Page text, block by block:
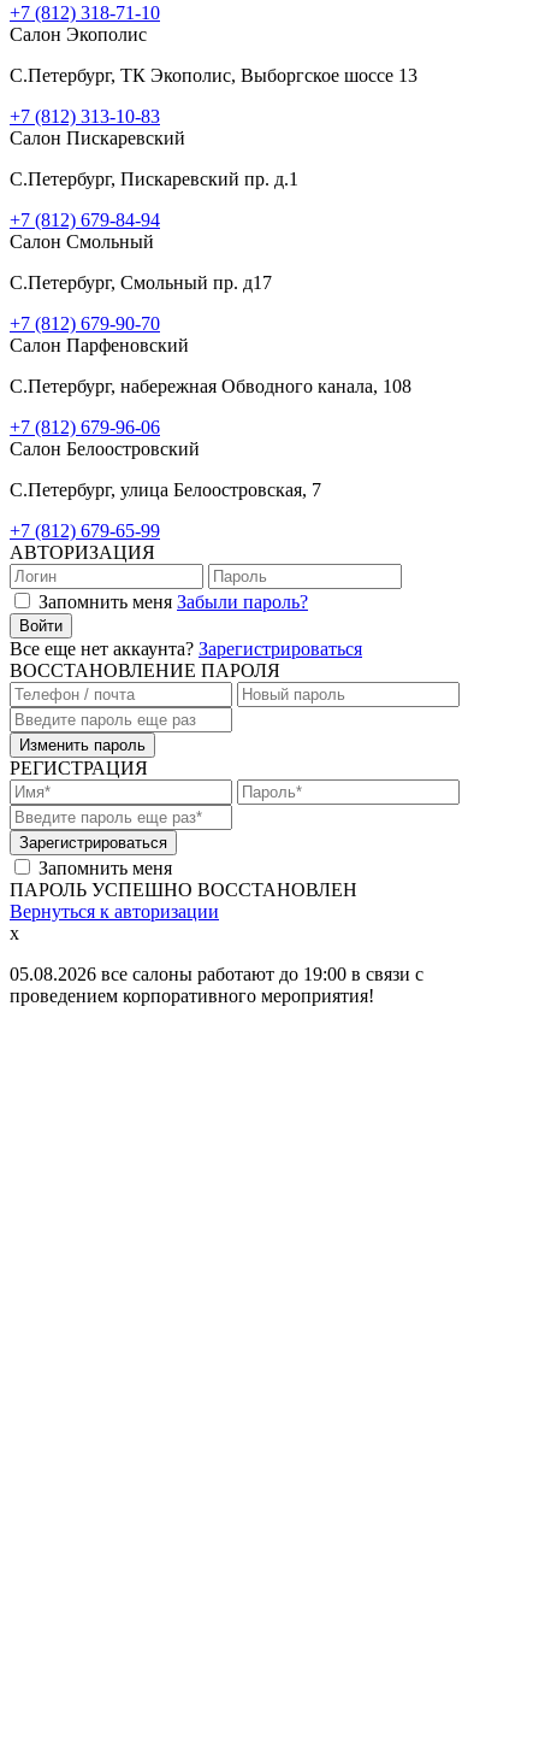
+7 (812) 318-71-10
Салон Экополис
C.Петербург, ТК Экополис, Выборгское шоссе 13
+7 (812) 313-10-83
Салон Пискаревский
C.Петербург, Пискаревский пр. д.1
+7 (812) 679-84-94
Салон Смольный
C.Петербург, Смольный пр. д17
+7 (812) 679-90-70
Салон Парфеновский
C.Петербург, набережная Обводного канала, 108
+7 (812) 679-96-06
Салон Белоостровский
C.Петербург, улица Белоостровская, 7
+7 (812) 679-65-99
АВТОРИЗАЦИЯ
Запомнить меня Забыли пароль?
Войти
Все еще нет аккаунта? Зарегистрироваться
ВОССТАНОВЛЕНИЕ ПАРОЛЯ
Изменить пароль
РЕГИСТРАЦИЯ
Зарегистрироваться
Запомнить меня
ПАРОЛЬ УСПЕШНО ВОССТАНОВЛЕН
Вернуться к авторизации
x
05.08.2026 все салоны работают до 19:00 в связи с
проведением корпоративного мероприятия!